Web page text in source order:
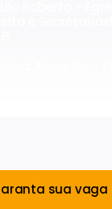
e
Azevedo –
sua vaga